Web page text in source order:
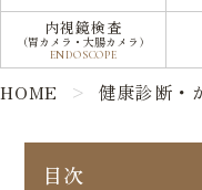
内視鏡検査
（胃カメラ・大腸カメラ）
ENDOSCOPE
HOME 健康診断・
目次